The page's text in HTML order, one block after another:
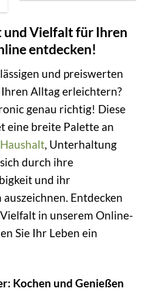
Vielfalt für Ihren
entdecken!
und preiswerten
Alltag erleichtern?
genau richtig! Diese
eine breite Palette an
Haushalt, Unterhaltung
durch ihre
und ihr
Entdecken
in unserem Online-
Sie Ihr Leben ein
Kochen und Genießen